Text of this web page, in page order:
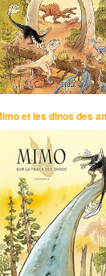
et les dinos des